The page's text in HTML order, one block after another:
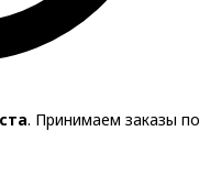
. Принимаем заказы по